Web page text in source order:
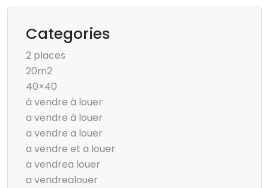
Categories
2 places
20m2
40×40
à vendre à louer
a vendre à louer
a vendre a louer
a vendre et a louer
a vendrea louer
a vendrealouer